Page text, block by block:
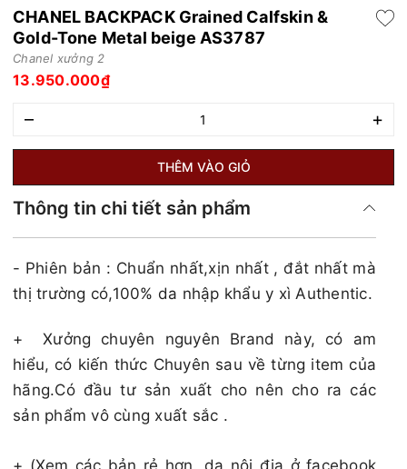
CHANEL BACKPACK Grained Calfskin &
Gold-Tone Metal beige AS3787
Chanel xưởng 2
13.950.000₫
– +
THÊM VÀO GIỎ
Thông tin chi tiết sản phẩm
- Phiên bản : Chuẩn nhất,xịn nhất , đắt nhất mà
thị trường có,100% da nhập khẩu y xì Authentic.
+Xưởng chuyên nguyên Brand này, có am
hiểu, có kiến thức Chuyên sau về từng item của
hãng.Có đầu tư sản xuất cho nên cho ra các
sản phẩm vô cùng xuất sắc .
+ (Xem các bản rẻ hơn, da nội địa ở facebook